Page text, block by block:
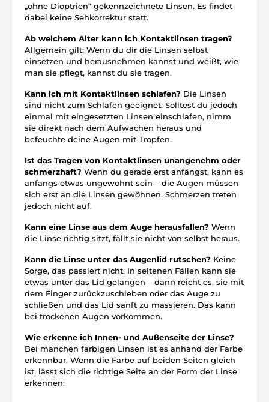
„ohne Dioptrien“ gekennzeichnete Linsen. Es findet
dabei keine Sehkorrektur statt.
Ab welchem Alter kann ich Kontaktlinsen tragen?
Allgemein gilt: Wenn du dir die Linsen selbst
einsetzen und herausnehmen kannst und weißt, wie
man sie pflegt, kannst du sie tragen.
Kann ich mit Kontaktlinsen schlafen? Die Linsen
sind nicht zum Schlafen geeignet. Solltest du jedoch
einmal mit eingesetzten Linsen einschlafen, nimm
sie direkt nach dem Aufwachen heraus und
befeuchte deine Augen mit Tropfen.
Ist das Tragen von Kontaktlinsen unangenehm oder
schmerzhaft? Wenn du gerade erst anfängst, kann es
anfangs etwas ungewohnt sein – die Augen müssen
sich erst an die Linsen gewöhnen. Schmerzen treten
jedoch nicht auf.
Kann eine Linse aus dem Auge herausfallen? Wenn
die Linse richtig sitzt, fällt sie nicht von selbst heraus.
Kann die Linse unter das Augenlid rutschen? Keine
Sorge, das passiert nicht. In seltenen Fällen kann sie
etwas unter das Lid gelangen – dann reicht es, sie mit
dem Finger zurückzuschieben oder das Auge zu
schließen und das Lid sanft zu massieren. Das kann
bei trockenen Augen vorkommen.
Wie erkenne ich Innen- und Außenseite der Linse?
Bei manchen farbigen Linsen ist es anhand der Farbe
erkennbar. Wenn die Farbe auf beiden Seiten gleich
ist, lässt sich die richtige Seite an der Form der Linse
erkennen: